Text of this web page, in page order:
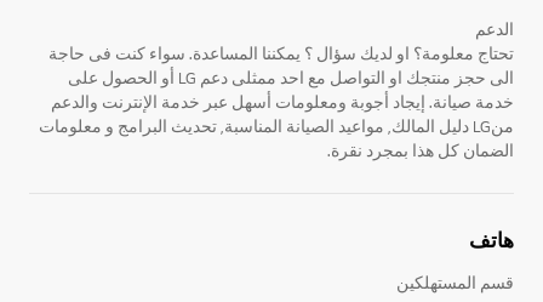
الدعم
تحتاج معلومة؟ او لديك سؤال ؟ يمكننا المساعدة. سواء كنت فى حاجة
الى حجز منتجك او التواصل مع احد ممثلى دعم LG أو الحصول على
خدمة صيانة. إيجاد أجوبة ومعلومات أسهل عبر خدمة الإنترنت والدعم
منLG دليل المالك, مواعيد الصيانة المناسبة, تحديث البرامج و معلومات
الضمان كل هذا بمجرد نقرة.
هاتف
قسم المستهلكين